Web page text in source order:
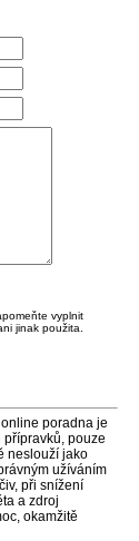
vyplnit
jinak použita.
online poradna je
pouze
neslouží jako
užíváním
při snížení
a zdroj
okamžitě